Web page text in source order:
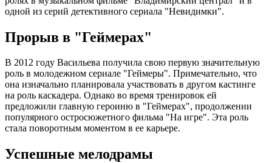
одной из серий детективного сериала "Невидимки".
Прорыв в "Геймерах"
В 2012 году Васильева получила свою первую значительную
роль в молодежном сериале "Геймеры". Примечательно, что
она изначально планировала участвовать в другом кастинге
на роль каскадера. Однако во время тренировок ей
предложили главную героиню в "Геймерах", продолжении
популярного остросюжетного фильма "На игре". Эта роль
стала поворотным моментом в ее карьере.
Успешные мелодрамы